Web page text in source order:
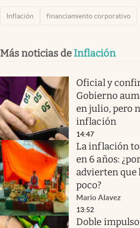
Inflación financiamiento corporativo
Más noticias de Inflación
Oficial y
Gobierno
en julio, pero
inflación
14:47
La inflación
en 6 años:
advierten que
poco?
Mario Alavez
13:52
Doble impulso